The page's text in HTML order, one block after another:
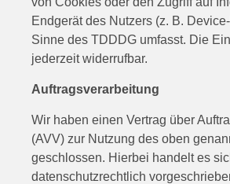
Endgerät des Nutzers (z. B.
Sinne des TDDDG umfasst. Die
jederzeit widerrufbar.
Auftragsverarbeitung
Wir haben einen Vertrag über
(AVV) zur Nutzung des oben
geschlossen. Hierbei handelt es
datenschutzrechtlich